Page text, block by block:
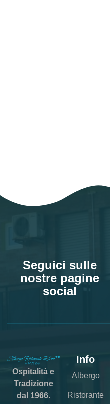
Seguici sulle
nostre pagine
social
Ospitalità e
Tradizione
dal 1966.
Info
Albergo
Ristorante